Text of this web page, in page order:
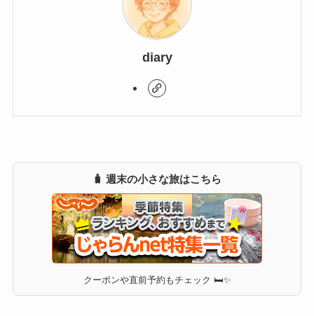
diary
🧳 週末の小さな旅はこちら
クーポンや直前予約もチェック 🛏✨